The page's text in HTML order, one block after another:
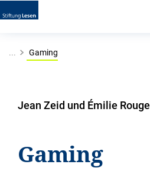
... Gaming
Jean Zeid und Émilie Rouge
Gaming